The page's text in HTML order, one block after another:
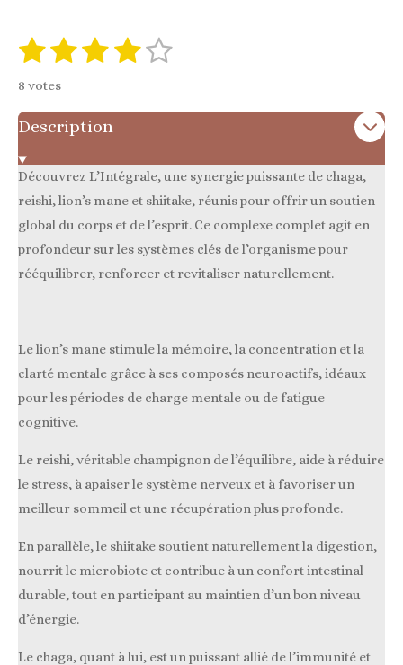
É
l
a
o
i
l
1
é
t
o
i
l
e
2
é
t
o
i
l
e
s
3
t
o
i
l
e
s
4
t
o
i
l
e
s
5
t
i
l
e
s
E
y
'
v
a
u
a
8 votes
Description
Découvrez L’Intégrale, une synergie puissante de chaga,
reishi, lion’s mane et shiitake, réunis pour offrir un soutien
global du corps et de l’esprit. Ce complexe complet agit en
profondeur sur les systèmes clés de l’organisme pour
rééquilibrer, renforcer et revitaliser naturellement.
Le lion’s mane stimule la mémoire, la concentration et la
clarté mentale grâce à ses composés neuroactifs, idéaux
pour les périodes de charge mentale ou de fatigue
cognitive.
Le reishi, véritable champignon de l’équilibre, aide à réduire
le stress, à apaiser le système nerveux et à favoriser un
meilleur sommeil et une récupération plus profonde.
En parallèle, le shiitake soutient naturellement la digestion,
nourrit le microbiote et contribue à un confort intestinal
durable, tout en participant au maintien d’un bon niveau
d’énergie.
Le chaga, quant à lui, est un puissant allié de l’immunité et